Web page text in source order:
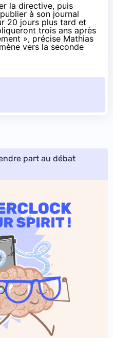
la directive, puis
à son journal
20 jours plus tard et
trois ans après
», précise Mathias
vers la seconde
part au débat